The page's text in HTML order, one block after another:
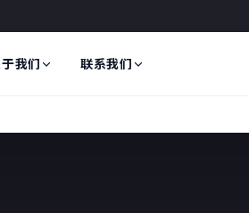
我们 联系我们